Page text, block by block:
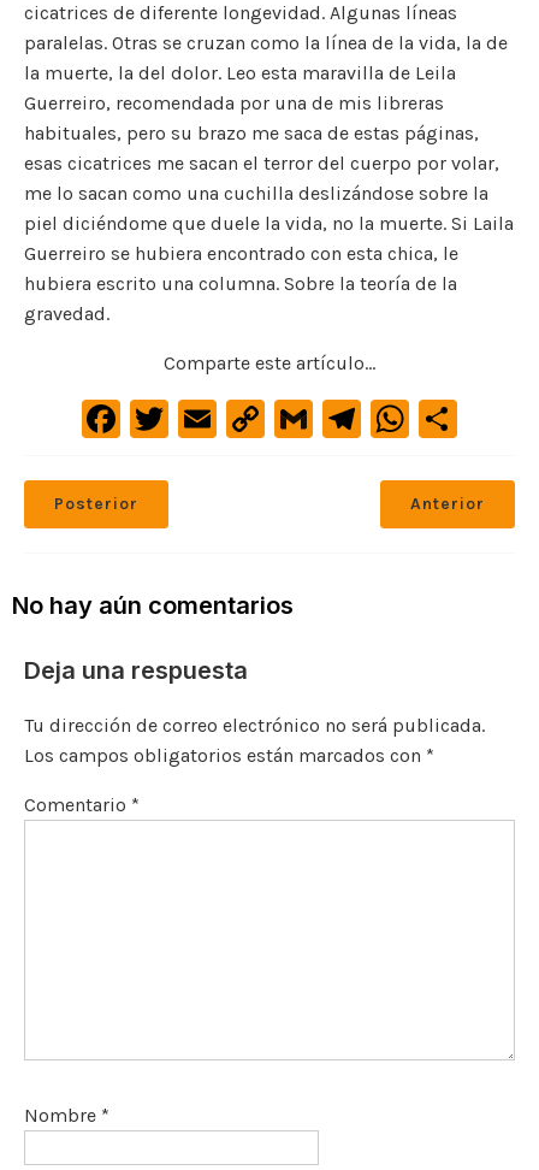
cicatrices de diferente longevidad. Algunas líneas
paralelas. Otras se cruzan como la línea de la vida, la de
la muerte, la del dolor. Leo esta maravilla de Leila
Guerreiro, recomendada por una de mis libreras
habituales, pero su brazo me saca de estas páginas,
esas cicatrices me sacan el terror del cuerpo por volar,
me lo sacan como una cuchilla deslizándose sobre la
piel diciéndome que duele la vida, no la muerte. Si Laila
Guerreiro se hubiera encontrado con esta chica, le
hubiera escrito una columna. Sobre la teoría de la
gravedad.
Comparte este artículo...
F
c
e
o
k
T
E
C
n
G Te
gr
a
W
at
s
m
p
Posterior Anterior
No hay aún comentarios
Deja una respuesta
Tu dirección de correo electrónico no será publicada.
Los campos obligatorios están marcados con *
Comentario *
Nombre *